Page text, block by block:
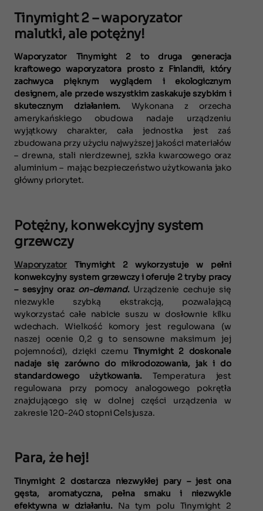
Tinymight 2 – waporyzator
malutki, ale potężny!
Waporyzator Tinymight 2 to druga generacja
kraftowego waporyzatora prosto z Finlandii, który
zachwyca pięknym wyglądem i ekologicznym
designem, ale przede wszystkim zaskakuje szybkim i
skutecznym działaniem. Wykonana z orzecha
amerykańskiego obudowa nadaje urządzeniu
wyjątkowy charakter, cała jednostka jest zaś
zbudowana przy użyciu najwyższej jakości materiałów
– drewna, stali nierdzewnej, szkła kwarcowego oraz
aluminium – mając bezpieczeństwo użytkowania jako
główny priorytet.
Potężny, konwekcyjny system
grzewczy
Waporyzator Tinymight 2 wykorzystuje w pełni
konwekcyjny system grzewczy i oferuje 2 tryby pracy
– sesyjny oraz on-demand. Urządzenie cechuje się
niezwykle szybką ekstrakcją, pozwalającą
wykorzystać całe nabicie suszu w dosłownie kilku
wdechach. Wielkość komory jest regulowana (w
naszej ocenie 0,2 g to sensowne maksimum jej
pojemności), dzięki czemu Tinymight 2 doskonale
nadaje się zarówno do mikrodozowania, jak i do
standardowego użytkowania. Temperatura jest
regulowana przy pomocy analogowego pokrętła
znajdującego się w dolnej części urządzenia w
zakresie 120-240 stopni Celsjusza.
Para, że hej!
Tinymight 2 dostarcza niezwykłej pary – jest ona
gęsta, aromatyczna, pełna smaku i niezwykle
efektywna w działaniu. Na tym polu Tinymight 2